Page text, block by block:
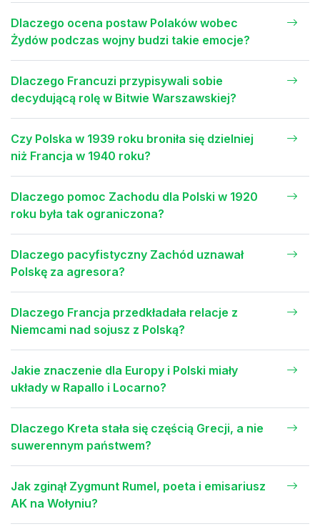
Dlaczego ocena postaw Polaków wobec
Żydów podczas wojny budzi takie emocje?
Dlaczego Francuzi przypisywali sobie
decydującą rolę w Bitwie Warszawskiej?
Czy Polska w 1939 roku broniła się dzielniej
niż Francja w 1940 roku?
Dlaczego pomoc Zachodu dla Polski w 1920
roku była tak ograniczona?
Dlaczego pacyfistyczny Zachód uznawał
Polskę za agresora?
Dlaczego Francja przedkładała relacje z
Niemcami nad sojusz z Polską?
Jakie znaczenie dla Europy i Polski miały
układy w Rapallo i Locarno?
Dlaczego Kreta stała się częścią Grecji, a nie
suwerennym państwem?
Jak zginął Zygmunt Rumel, poeta i emisariusz
AK na Wołyniu?